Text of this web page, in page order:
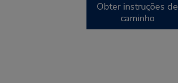
Obter instruções de
caminho